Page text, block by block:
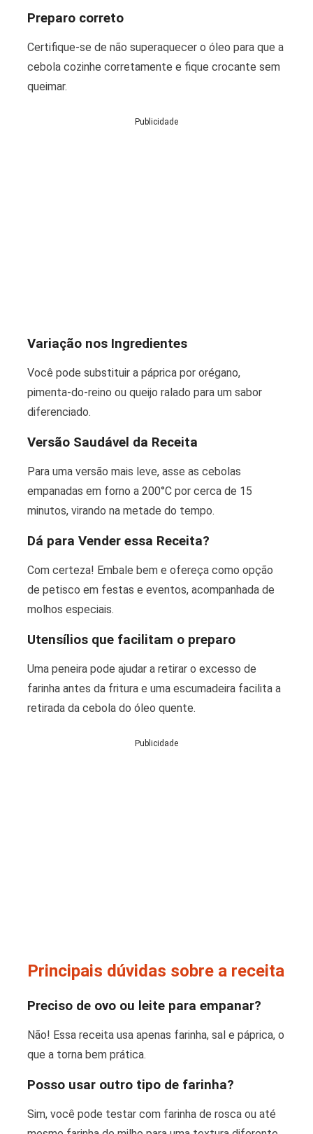
Preparo correto
Certifique-se de não superaquecer o óleo para que a
cebola cozinhe corretamente e fique crocante sem
queimar.
Publicidade
Variação nos Ingredientes
Você pode substituir a páprica por orégano,
pimenta-do-reino ou queijo ralado para um sabor
diferenciado.
Versão Saudável da Receita
Para uma versão mais leve, asse as cebolas
empanadas em forno a 200°C por cerca de 15
minutos, virando na metade do tempo.
Dá para Vender essa Receita?
Com certeza! Embale bem e ofereça como opção
de petisco em festas e eventos, acompanhada de
molhos especiais.
Utensílios que facilitam o preparo
Uma peneira pode ajudar a retirar o excesso de
farinha antes da fritura e uma escumadeira facilita a
retirada da cebola do óleo quente.
Publicidade
Principais dúvidas sobre a receita
Preciso de ovo ou leite para empanar?
Não! Essa receita usa apenas farinha, sal e páprica, o
que a torna bem prática.
Posso usar outro tipo de farinha?
Sim, você pode testar com farinha de rosca ou até